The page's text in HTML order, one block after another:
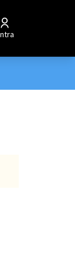
Entra